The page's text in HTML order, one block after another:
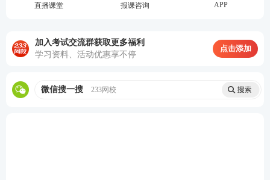
直播课堂 报课咨询 APP
加入考试交流群获取更多福利
学习资料、活动优惠享不停
点击添加
微信搜一搜 233网校